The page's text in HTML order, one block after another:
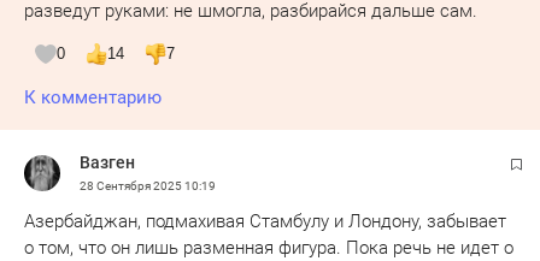
разведут руками: не шмогла, разбирайся дальше сам.
0 14 7
К комментарию
Вазген
28 Сентября 202510:19
Азербайджан, подмахивая Стамбулу и Лондону, забывает
о том, что он лишь разменная фигура. Пока речь не идет о